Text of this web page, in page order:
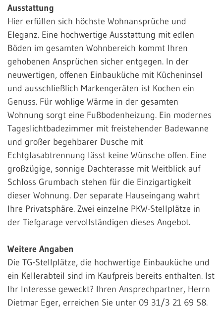
Ausstattung
Hier erfüllen sich höchste Wohnansprüche und
Eleganz. Eine hochwertige Ausstattung mit edlen
Böden im gesamten Wohnbereich kommt Ihren
gehobenen Ansprüchen sicher entgegen. In der
neuwertigen, offenen Einbauküche mit Kücheninsel
und ausschließlich Markengeräten ist Kochen ein
Genuss. Für wohlige Wärme in der gesamten
Wohnung sorgt eine Fußbodenheizung. Ein modernes
Tageslichtbadezimmer mit freistehender Badewanne
und großer begehbarer Dusche mit
Echtglasabtrennung lässt keine Wünsche offen. Eine
großzügige, sonnige Dachterasse mit Weitblick auf
Schloss Grumbach stehen für die Einzigartigkeit
dieser Wohnung. Der separate Hauseingang wahrt
Ihre Privatsphäre. Zwei einzelne PKW-Stellplätze in
der Tiefgarage vervollständigen dieses Angebot.
Weitere Angaben
Die TG-Stellplätze, die hochwertige Einbauküche und
ein Kellerabteil sind im Kaufpreis bereits enthalten. Ist
Ihr Interesse geweckt? Ihren Ansprechpartner, Herrn
Dietmar Eger, erreichen Sie unter 09 31/3 21 69 58.